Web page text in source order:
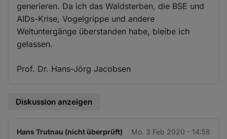
generieren. Da ich das Waldsterben, die BSE und
AIDs-Krise, Vogelgrippe und andere
Weltuntergänge überstanden habe, bleibe ich
gelassen.
Prof. Dr. Hans-Jörg Jacobsen
Diskussion anzeigen
Hans Trutnau (nicht überprüft) Mo. 3 Feb 2020 - 14:58